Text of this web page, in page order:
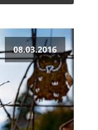
08.03.2016